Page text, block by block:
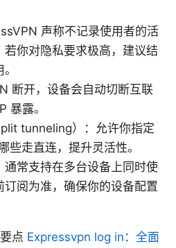
声称不记录使用者的活
若你对隐私要求极高，建议结
断开，设备会自动切断互联
暴露。
tunneling）：允许你指定
些走直连，提升灵活性。
通常支持在多台设备上同时使
订阅为准，确保你的设备配置
点 Expressvpn log in：全面